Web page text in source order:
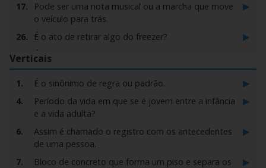
17.
Pode ser uma nota musical ou a marcha que move
o veículo para trás.
▶
26. É o ato de retirar algo do freezer? ▶
33. É a sigla do maior Estado brasileiro em extensão
territorial.
39.
Bastão geralmente de gesso usado para escrever
em quadros negros.
▶
Os peixes que habitam os mares são acostumados
com esse tipo de água.
Tudo que está relacionado às mulheres, seja na
natureza, na sociedade ou na identidade.
Verticais
1. É o sinônimo de regra ou padrão. ▶
4.
Período da vida em que se é jovem entre a infância
e a vida adulta?
▶
6.
Assim é chamado o registro com os antecedentes
de uma pessoa.
▶
7.
Bloco de concreto que forma um piso e separa os
▶